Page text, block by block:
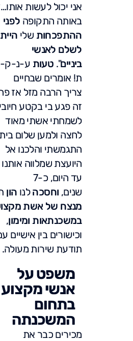
אני יכול לעשות
באותה התקופה לפני
ההתפכחות שלי
לשלם לאנשי
ביניים". טעות ע-נ-ק-
ת! אומרים שבחיים
צריך הרבה מזל אז
זה פגע בי בקטע
לשמחתי אשתי מאוד
לחצה ולמען שלום בית
התגמשתי והלכנו אל
היועצת שמלווה אותנו
עד היום, כ-7
שנים, וחסכהלנו הון
מנצח של אשת
במשכנתאות ומימון,
וכישורים בין אישיים
תודעת שירות מעולה.
משפט על
אנשי מקצוע
בתחום
המשכנתה
מכירים כבר את